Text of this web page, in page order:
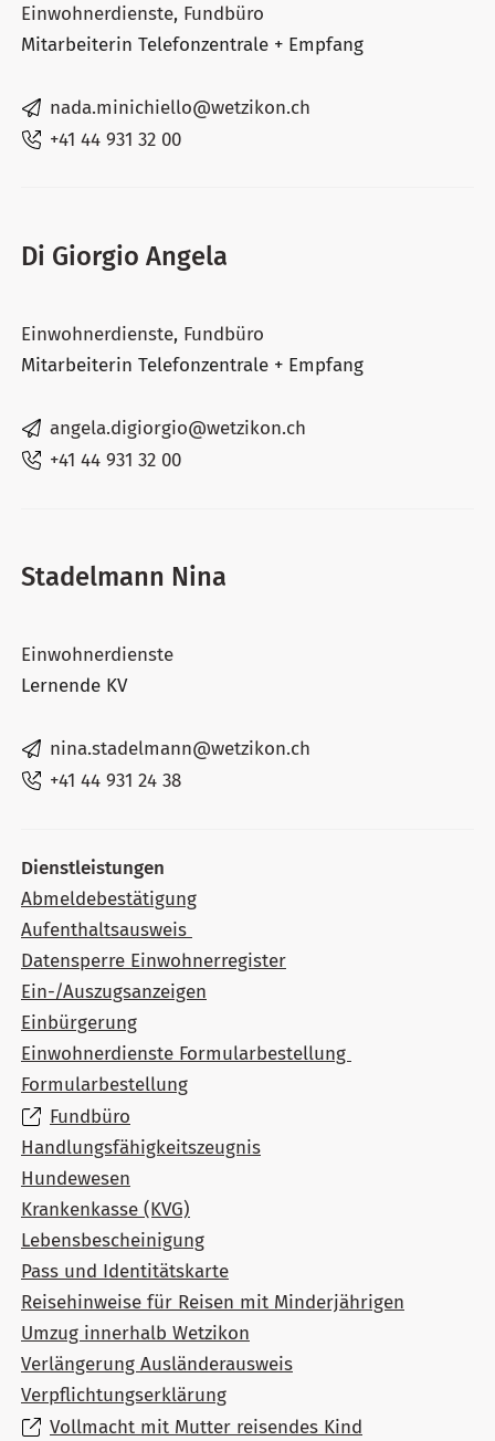
Einwohnerdienste, Fundbüro
Mitarbeiterin Telefonzentrale + Empfang
nada.minichiello@wetzikon.ch
+41 44 931 32 00
Di Giorgio Angela
Einwohnerdienste, Fundbüro
Mitarbeiterin Telefonzentrale + Empfang
angela.digiorgio@wetzikon.ch
+41 44 931 32 00
Stadelmann Nina
Einwohnerdienste
Lernende KV
nina.stadelmann@wetzikon.ch
+41 44 931 24 38
Dienstleistungen
Abmeldebestätigung
Aufenthaltsausweis
Datensperre Einwohnerregister
Ein-/Auszugsanzeigen
Einbürgerung
Einwohnerdienste Formularbestellung
Formularbestellung
Fundbüro
Handlungsfähigkeitszeugnis
Hundewesen
Krankenkasse (KVG)
Lebensbescheinigung
Pass und Identitätskarte
Reisehinweise für Reisen mit Minderjährigen
Umzug innerhalb Wetzikon
Verlängerung Ausländerausweis
Verpflichtungserklärung
Vollmacht mit Mutter reisendes Kind